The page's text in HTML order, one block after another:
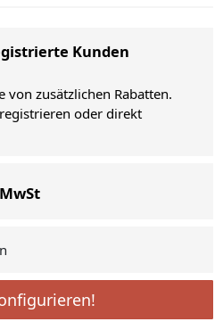
Kunden
von zusätzlichen Rabatten.
oder direkt